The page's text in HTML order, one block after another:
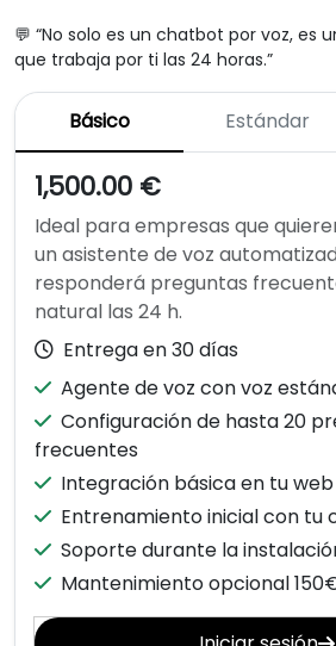
💬 “No solo es un chatbot por voz, es
que trabaja por ti las 24 horas.”
Básico Estándar
1,500.00 €
Ideal para empresas que
un asistente de voz
responderá preguntas
natural las 24 h.
Entrega en 30 días
Agente de voz con voz
Configuración de hasta 20
frecuentes
Integración básica en tu web
Entrenamiento inicial con tu
Soporte durante la
Mantenimiento opcional